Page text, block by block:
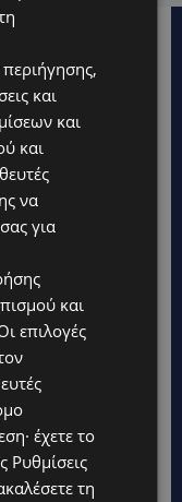
την
δράσεις
και
και
και
να
για
και
επιλογές
έχετε το
Ρυθμίσεις
τη